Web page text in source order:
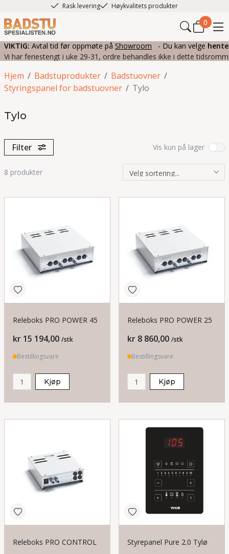
Rask levering Høykvalitets produkter
0
VIKTIG: Avtal tid før oppmøte på Showroom - Du kan velge
Vi har feriestengt i uke 29-31, ordre behandles ikke i dette
/
Hjem /
Badstuprodukter /
Badstuovner
/
Styringspanel for badstuovner Tylo
Tylo
Filter Vis kun på lager
8 produkter
Releboks PRO POWER 45
Pris
kr 15 194,00 /stk
Bestillingsvare
Kjøp
Releboks PRO POWER 25
Pris
kr 8 860,00 /stk
Bestillingsvare
Kjøp
Releboks PRO CONTROL Styrepanel Pure 2.0 Tylø